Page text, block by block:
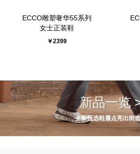
ECCO雕塑奢华55系列
女士正装鞋
￥2399
新品一览
全新甄选鞋履点亮出街